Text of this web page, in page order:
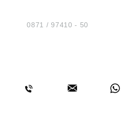
Tel.:0871 / 97410 - 50